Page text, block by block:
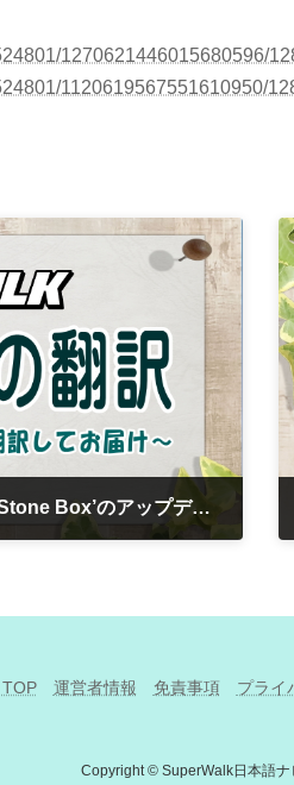
1270621446015680596/
1120619567551610950/
イベントショップ販売のお知らせ＞
TOP 運営者情報 免責事項 プライ
Copyright © SuperWalk日本語